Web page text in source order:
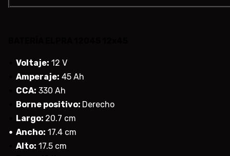
Voltaje: 12 V
Amperaje: 45 Ah
CCA: 330 Ah
Borne positivo: Derecho
Largo: 20.7 cm
• Ancho: 17.4 cm
Alto: 17.5 cm